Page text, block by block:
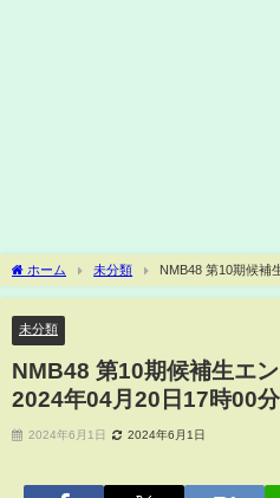
ホーム 未分類
NMB48 第10期候補
日17時00分
未分類
NMB48 第10期候補生エ
2024年04月20日17時00分
2024年6月1日 2024年6月1日